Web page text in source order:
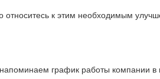
относитесь к этим необходимым
график работы компании в